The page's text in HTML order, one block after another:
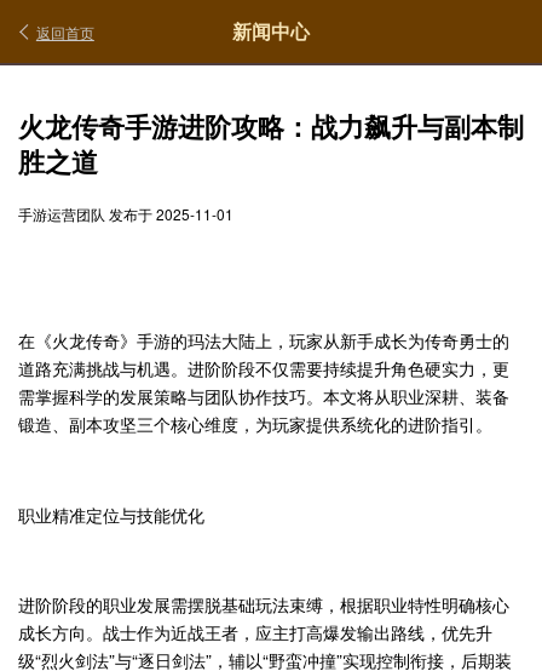
返回首页 新闻中心
火龙传奇手游进阶攻略：战力飙升与副本制
胜之道
手游运营团队 发布于 2025-11-01
在《火龙传奇》手游的玛法大陆上，玩家从新手成长为传奇勇士的
道路充满挑战与机遇。进阶阶段不仅需要持续提升角色硬实力，更
需掌握科学的发展策略与团队协作技巧。本文将从职业深耕、装备
锻造、副本攻坚三个核心维度，为玩家提供系统化的进阶指引。
职业精准定位与技能优化
进阶阶段的职业发展需摆脱基础玩法束缚，根据职业特性明确核心
成长方向。战士作为近战王者，应主打高爆发输出路线，优先升
级“烈火剑法”与“逐日剑法”，辅以“野蛮冲撞”实现控制衔接，后期装